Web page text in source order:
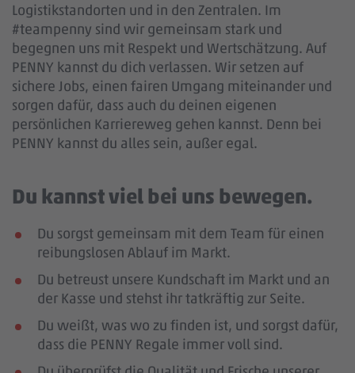
Logistikstandorten und in den Zentralen. Im
#teampenny sind wir gemeinsam stark und
begegnen uns mit Respekt und Wertschätzung. Auf
PENNY kannst du dich verlassen. Wir setzen auf
sichere Jobs, einen fairen Umgang miteinander und
sorgen dafür, dass auch du deinen eigenen
persönlichen Karriereweg gehen kannst. Denn bei
PENNY kannst du alles sein, außer egal.
Du kannst viel bei uns bewegen.
Du sorgst gemeinsam mit dem Team für einen
reibungslosen Ablauf im Markt.
Du betreust unsere Kundschaft im Markt und an
der Kasse und stehst ihr tatkräftig zur Seite.
Du weißt, was wo zu finden ist, und sorgst dafür,
dass die PENNY Regale immer voll sind.